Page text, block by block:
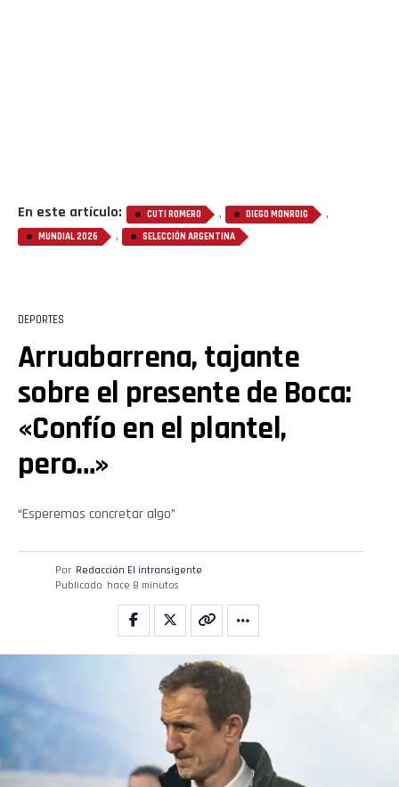
En este artículo: CUTI ROMERO , DIEGO MONROIG ,
MUNDIAL 2026 , SELECCIÓN ARGENTINA
DEPORTES
Arruabarrena, tajante
sobre el presente de Boca:
«Confío en el plantel,
pero…»
“Esperemos concretar algo”
Por Redacción El intransigente
Publicado hace 8 minutos
Flipboard
Pinterest
Whatsapp